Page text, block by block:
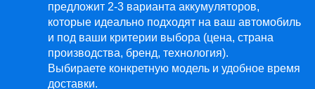
предложит 2-3 варианта аккумуляторов,
которые идеально подходят на ваш автомобиль
и под ваши критерии выбора (цена, страна
производства, бренд, технология).
Выбираете конкретную модель и удобное время
доставки.